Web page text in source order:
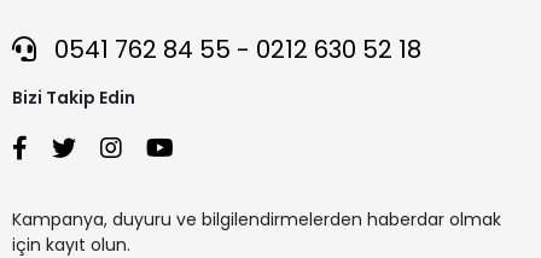
0541 762 84 55 - 0212 630 52 18
Bizi Takip Edin
Kampanya, duyuru ve bilgilendirmelerden haberdar olmak
için kayıt olun.